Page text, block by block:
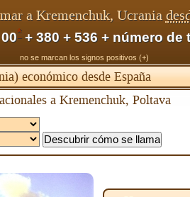
a Kremenchuk, Ucrania
*+ 380 + 536 + número de
no se marcan los signos positivos (+)
económico desde España
a Kremenchuk, Poltava